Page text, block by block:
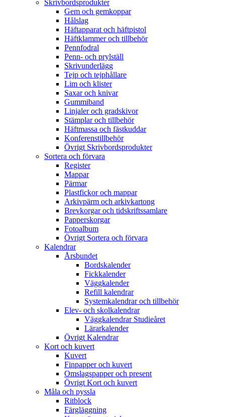
Skrivbordsprodukter
Gem och gemkoppar
Hålslag
Häftapparat och häftpistol
Häftklammer och tillbehör
Pennfodral
Penn- och prylställ
Skrivunderlägg
Tejp och tejphållare
Lim och klister
Saxar och knivar
Gummiband
Linjaler och gradskivor
Stämplar och tillbehör
Häftmassa och fästkuddar
Konferenstillbehör
Övrigt Skrivbordsprodukter
Sortera och förvara
Register
Mappar
Pärmar
Plastfickor och mappar
Arkivpärm och arkivkartong
Brevkorgar och tidskriftssamlare
Papperskorgar
Fotoalbum
Övrigt Sortera och förvara
Kalendrar
Årsbundet
Bordskalender
Fickkalender
Väggkalender
Refill kalendrar
Systemkalendrar och tillbehör
Elev- och skolkalendrar
Väggkalendrar Studieåret
Lärarkalender
Övrigt Kalendrar
Kort och kuvert
Kuvert
Finpapper och kuvert
Omslagspapper och present
Övrigt Kort och kuvert
Måla och pyssla
Ritblock
Färgläggning